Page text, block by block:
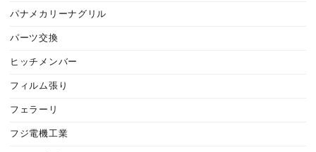
パナメカリーナグリル
パーツ交換
ヒッチメンバー
フィルム張り
フェラーリ
フジ電機工業